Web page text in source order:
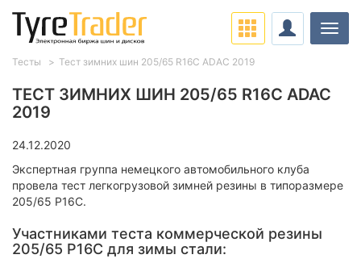
ТЕСТ ЗИМНИХ ШИН 205/65 R16C ADAC
2019
24.12.2020
Экспертная группа немецкого автомобильного клуба
провела тест легкогрузовой зимней резины в типоразмере
205/65 Р16C.
Участниками теста коммерческой резины
205/65 Р16C для зимы стали:
Тесты Тест зимних шин 205/65 R16C ADAC 2019